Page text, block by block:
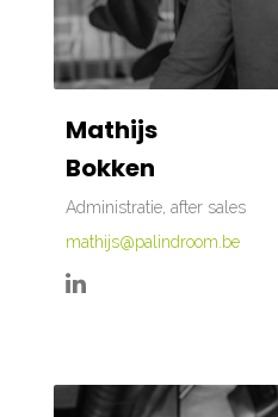
Mathijs
Bokken
Administratie, after sales
mathijs@palindroom.be